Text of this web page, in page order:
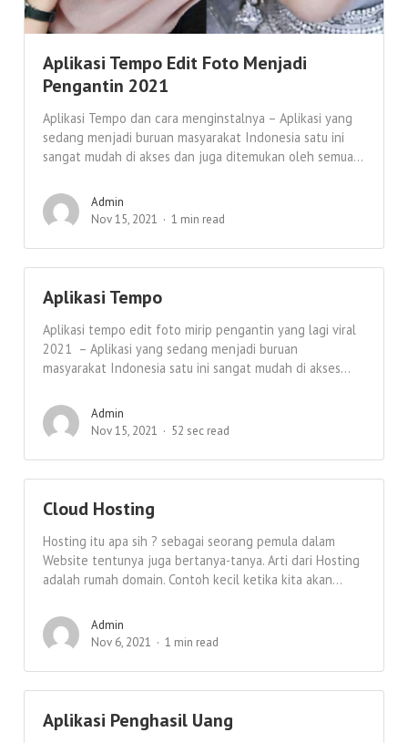
Aplikasi Tempo Edit Foto Menjadi
Pengantin 2021
Aplikasi Tempo dan cara menginstalnya – Aplikasi yang
sedang menjadi buruan masyarakat Indonesia satu ini
sangat mudah di akses dan juga ditemukan oleh semua...
Admin
Nov 15, 2021
1 min read
Aplikasi Tempo
Aplikasi tempo edit foto mirip pengantin yang lagi viral
2021 – Aplikasi yang sedang menjadi buruan
masyarakat Indonesia satu ini sangat mudah di akses...
Admin
Nov 15, 2021
52 sec read
Cloud Hosting
Hosting itu apa sih ? sebagai seorang pemula dalam
Website tentunya juga bertanya-tanya. Arti dari Hosting
adalah rumah domain. Contoh kecil ketika kita akan...
Admin
Nov 6, 2021
1 min read
Aplikasi Penghasil Uang